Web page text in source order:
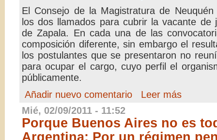
El Consejo de la Magistratura de Neuquén
los dos llamados para cubrir la vacante de
de Zapala. En cada una de las
composición diferente, sin embargo el
los postulantes que se presentaron no
para ocupar el cargo, cuyo perfil el
públicamente.
Añadir nuevo comentario
Leer más
Mié, 02/09/2011 - 11:52
Porque Buenos Aires no es
Argentina: Por un régimen